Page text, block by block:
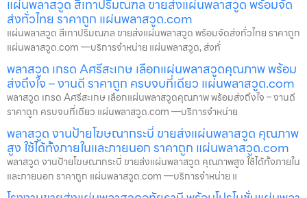
แผ่นพลาสวูด สีเทาปริมณฑล ขายส่งแผ่นพลาสวูด พร้อมจัด
ส่งทั่วไทย ราคาถูก แผ่นพลาสวูด.com
แผ่นพลาสวูด สีเทาปริมณฑล ขายส่งแผ่นพลาสวูด พร้อมจัดส่งทั่วไทย ราคาถูก
แผ่นพลาสวูด.com —บริการจำหน่าย แผ่นพลาสวูด, ส่งทั่
พลาสวูด เกรด Aศรีสะเกษ เลือกแผ่นพลาสวูดคุณภาพ พร้อม
ส่งถึงใจ – งานดี ราคาถูก ครบจบที่เดียว แผ่นพลาสวูด.com
พลาสวูด เกรด Aศรีสะเกษ เลือกแผ่นพลาสวูดคุณภาพ พร้อมส่งถึงใจ – งานดี
ราคาถูก ครบจบที่เดียว แผ่นพลาสวูด.com —บริการจำหน่าย
พลาสวูด งานป้ายโฆษณากระบี่ ขายส่งแผ่นพลาสวูด คุณภาพ
สูง ใช้ได้ทั้งภายในและภายนอก ราคาถูก แผ่นพลาสวูด.com
พลาสวูด งานป้ายโฆษณากระบี่ ขายส่งแผ่นพลาสวูด คุณภาพสูง ใช้ได้ทั้งภายใน
และภายนอก ราคาถูก แผ่นพลาสวูด.com —บริการจำหน่าย แ